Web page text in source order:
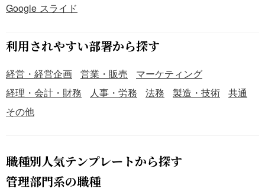
Google スライド
利用されやすい部署から探す
経営・経営企画 営業・販売
マーケティング
経理・会計・財務
人事・労務 法務 製造・技術
共通
その他
職種別人気テンプレートから探す
管理部門系の職種